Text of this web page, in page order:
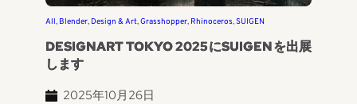
All, Blender, Design & Art, Grasshopper, Rhinoceros, SUIGEN
DESIGNART TOKYO 2025にSUIGENを出展
します
2025年10月26日